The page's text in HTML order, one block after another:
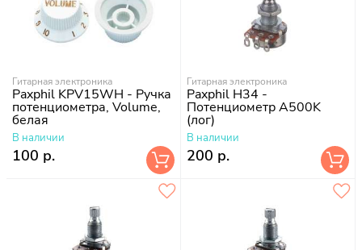
Гитарная электроника
Paxphil KPV15WH - Ручка
потенциометра, Volume,
белая
В наличии
100 р.
Гитарная электроника
Paxphil H34 -
Потенциометр A500K
(лог)
В наличии
200 р.